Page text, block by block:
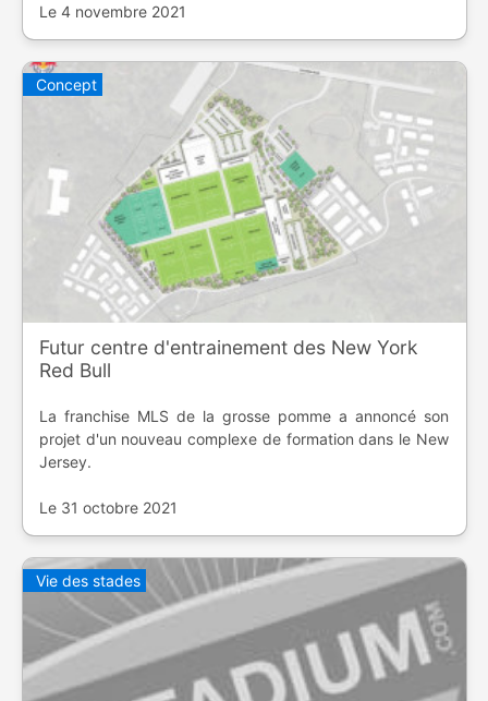
Le 4 novembre 2021
Concept
Futur centre d'entrainement des New York
Red Bull
La franchise MLS de la grosse pomme a annoncé son
projet d'un nouveau complexe de formation dans le New
Jersey.
Le 31 octobre 2021
Vie des stades